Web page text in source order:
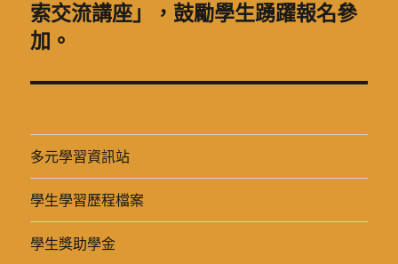
一
篇
章:
索交流講座」，鼓勵學生踴躍報名參
加。
多元學習資訊站
學生學習歷程檔案
學生獎助學金